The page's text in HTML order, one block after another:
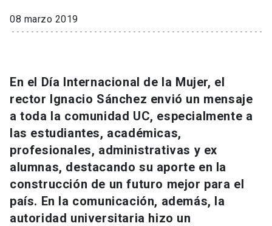
Extensión
Universidad
Información para keyboard_arrow_down
Futuros estudiantes
Estudiantes
Académicos
Go to english site launch
ACCESOS DIRECTOS
08 marzo 2019
En el Día Internacional de la Mujer, el
rector Ignacio Sánchez envió un mensaje
a toda la comunidad UC, especialmente a
las estudiantes, académicas,
profesionales, administrativas y ex
alumnas, destacando su aporte en la
construcción de un futuro mejor para el
país. En la comunicación, además, la
autoridad universitaria hizo un